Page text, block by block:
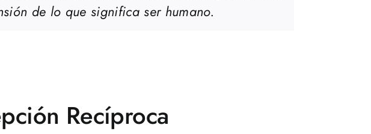
de lo que significa ser humano.
Recíproca